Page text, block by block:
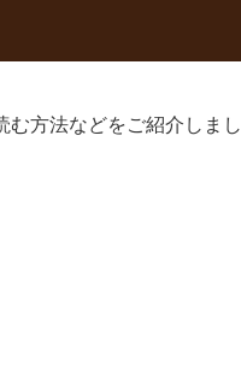
む方法などをご紹介しまし